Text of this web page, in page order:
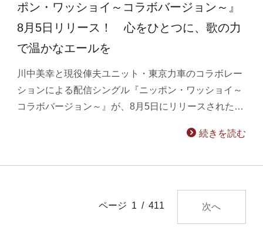
ポン・ワッショイ～コラボバージョン～』
8月5日リリース！ 心をひとつに、歌の力
で温かなエールを
川中美幸と現役俥夫ユニット・東京力車のコラボレー
ションによる配信シングル『ニッポン・ワッショイ～
コラボバージョン～』が、8月5日にリリースされた…
続きを読む
ページ 1 / 411 次へ